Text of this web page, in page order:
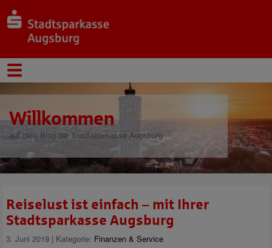
Willkommen
auf dem Blog der Stadtsparkasse Augsburg
Reiselust ist einfach – mit Ihrer
Stadtsparkasse Augsburg
3. Juni 2019 | Kategorie: Finanzen & Service